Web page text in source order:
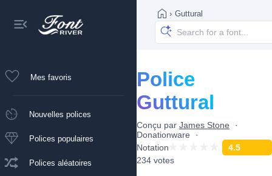
Mes favoris
Nouvelles polices
Polices populaires
Polices aléatoires
› Guttural
Police
Guttural
Conçu par James Stone
Donationware
Notation
4.5
234 votes